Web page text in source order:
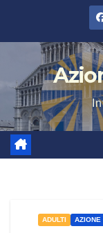
contenuto
ADULTI AZIONE